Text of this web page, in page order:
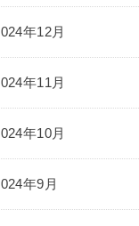
年12月
年11月
年10月
年9月